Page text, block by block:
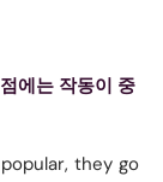
에는 작동이 중
they go